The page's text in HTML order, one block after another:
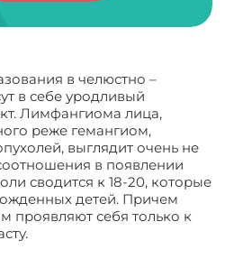
в челюстно –
в себе уродливый
Лимфангиома лица,
реже гемангиом,
выглядит очень не
в появлении
сводится к 18-20, которые
детей. Причем
проявляют себя только к